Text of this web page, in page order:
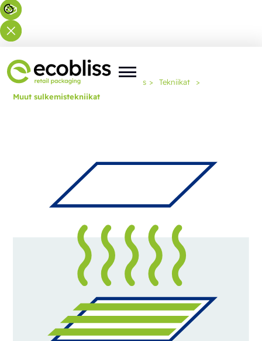
Olet täällä: Etusivu Asiantuntemus > Tekniikat
>
Muut sulkemistekniikat